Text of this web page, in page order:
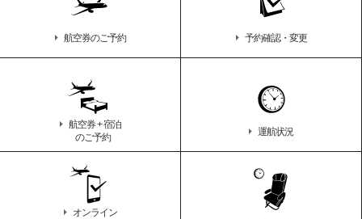
航空券のご予約 予約確認・変更
航空券 + 宿泊
のご予約
運航状況
オンライン